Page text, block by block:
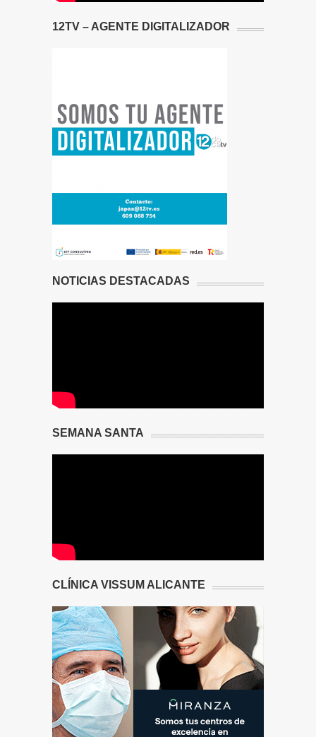
12TV – AGENTE DIGITALIZADOR
NOTICIAS DESTACADAS
SEMANA SANTA
CLÍNICA VISSUM ALICANTE